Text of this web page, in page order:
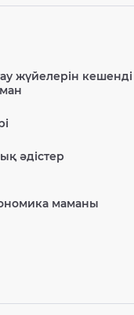
жүйелерін кешенді
әдістер
маманы